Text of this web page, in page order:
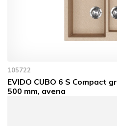
105722
EVIDO CUBO 6 S Compact
500 mm, avena